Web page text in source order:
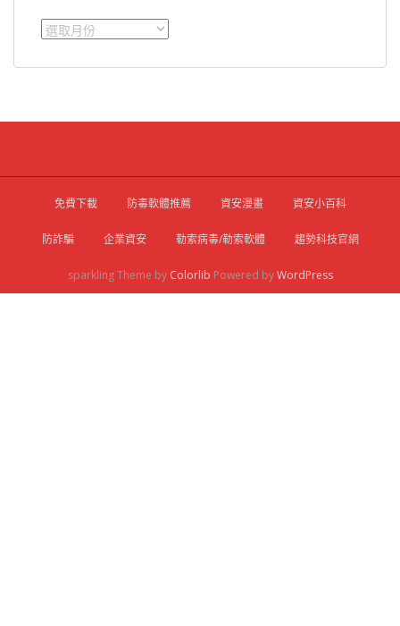
彙
免費下載 防毒軟體推薦 資安漫畫 資安小百科
防詐騙 企業資安 勒索病毒/勒索軟體 趨勢科技官網
sparkling Theme by Colorlib Powered byWordPress